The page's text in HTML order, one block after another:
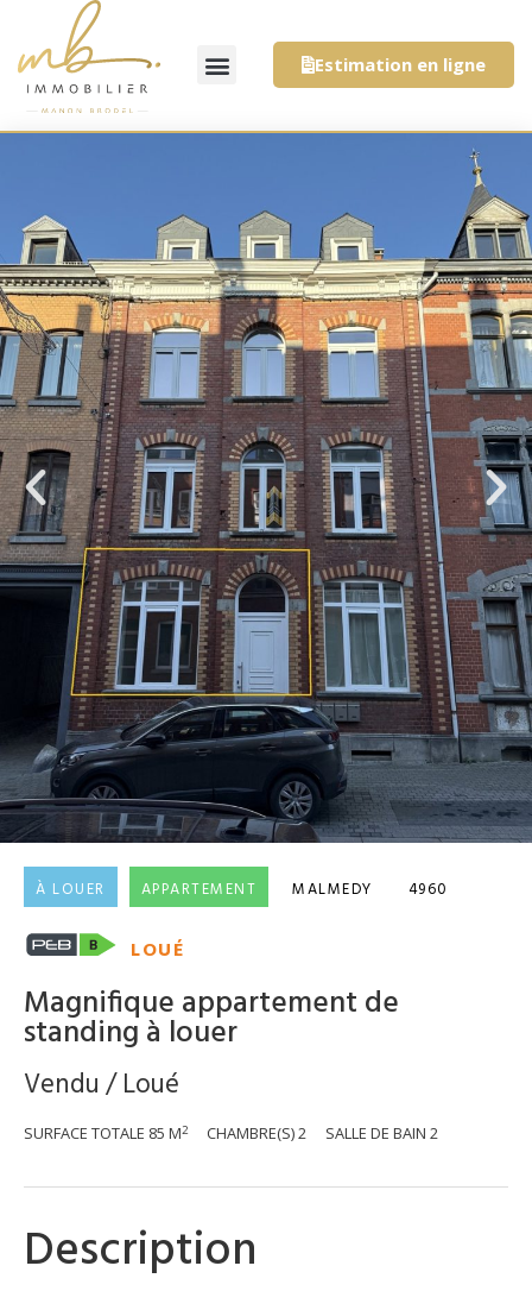
Estimation en ligne
À LOUER APPARTEMENT MALMEDY 4960
LOUÉ
Magnifique appartement de
standing à louer
Vendu / Loué
SURFACE TOTALE 85 M2 CHAMBRE(S)2 SALLE DE BAIN 2
Description